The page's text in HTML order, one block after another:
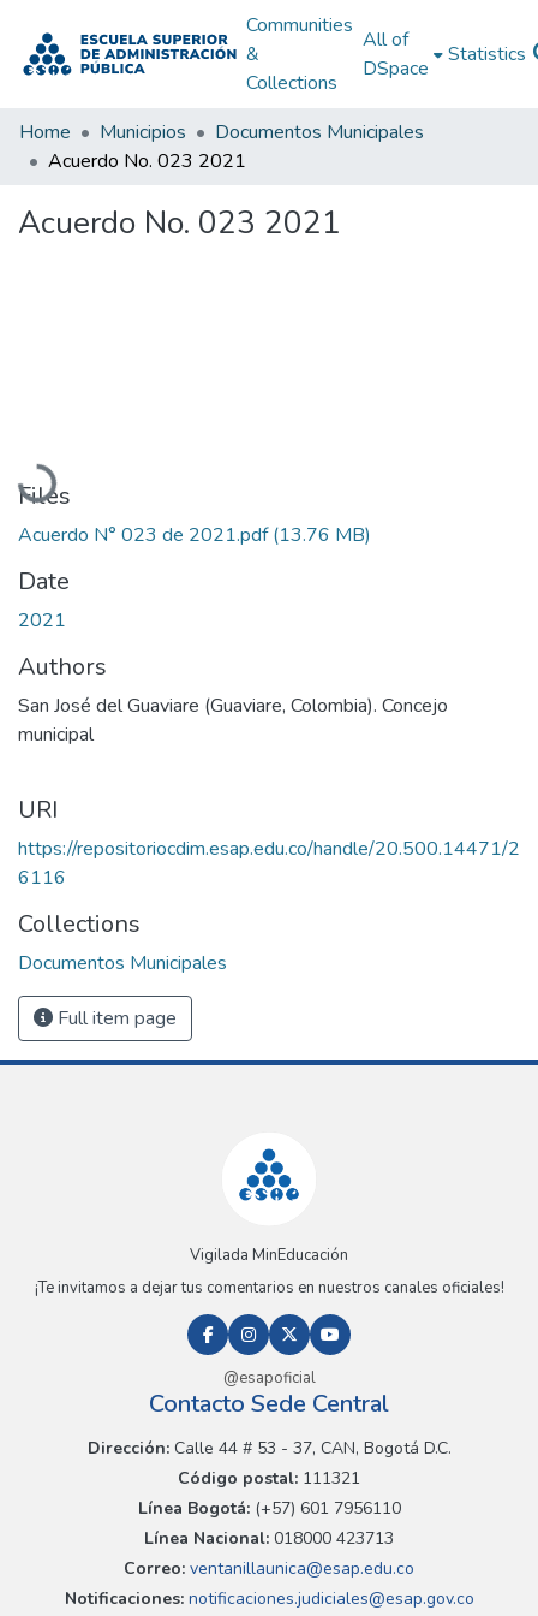
Communities
&
Collections
All of
DSpace
Statistics
Home Municipios
Documentos Municipales
Acuerdo No. 023 2021
Acuerdo No. 023 2021
Loading...
Files
Acuerdo N° 023 de 2021.pdf(13.76 MB)
Date
2021
Authors
San José del Guaviare (Guaviare, Colombia). Concejo
municipal
URI
https://repositoriocdim.esap.edu.co/handle/20.500.14471/2
6116
Collections
Documentos Municipales
Full item page
Vigilada MinEducación
¡Te invitamos a dejar tus comentarios en nuestros canales oficiales!
@esapoficial
Contacto Sede Central
Dirección:Calle 44 # 53 - 37, CAN, Bogotá D.C.
Código postal: 111321
Línea Bogotá:(+57) 601 7956110
Línea Nacional: 018000 423713
Correo: ventanillaunica@esap.edu.co
Notificaciones:notificaciones.judiciales@esap.gov.co